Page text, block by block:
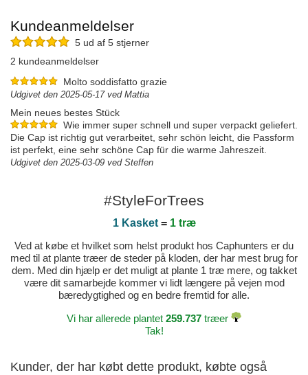
Kundeanmeldelser
5 ud af 5 stjerner
2 kundeanmeldelser
Molto soddisfatto grazie
Udgivet den 2025-05-17 ved Mattia
Mein neues bestes Stück
Wie immer super schnell und super verpackt geliefert.
Die Cap ist richtig gut verarbeitet, sehr schön leicht, die Passform
ist perfekt, eine sehr schöne Cap für die warme Jahreszeit.
Udgivet den 2025-03-09 ved Steffen
#StyleForTrees
1 Kasket= 1 træ
Ved at købe et hvilket som helst produkt hos Caphunters er du
med til at plante træer de steder på kloden, der har mest brug for
dem. Med din hjælp er det muligt at plante 1 træ mere, og takket
være dit samarbejde kommer vi lidt længere på vejen mod
bæredygtighed og en bedre fremtid for alle.
Vi har allerede plantet 259.737 træer
Tak!
Kunder, der har købt dette produkt, købte også